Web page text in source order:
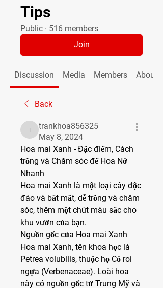
Tips
Public · 516 members
Join
Discussion Media Members About
Back
trankhoa856325
trankhoa856325
May 8, 2024
Hoa mai Xanh - Đặc điểm, Cách
trồng và Chăm sóc để Hoa Nở
Nhanh
Hoa mai Xanh là một loại cây độc
đáo và bắt mắt, dễ trồng và chăm
sóc, thêm một chút màu sắc cho
khu vườn của bạn.
Nguồn gốc của Hoa mai Xanh
Hoa mai Xanh, tên khoa học là
Petrea volubilis, thuộc họ Cỏ roi
ngựa (Verbenaceae). Loài hoa
này có nguồn gốc từ Trung Mỹ và